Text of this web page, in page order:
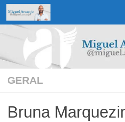
Skip to content
GERAL
Bruna